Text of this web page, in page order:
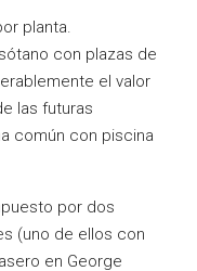
planta.
con plazas de
el valor
las futuras
común con piscina
por dos
(uno de ellos con
en George